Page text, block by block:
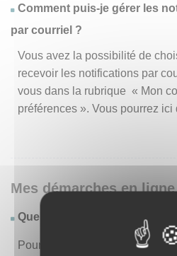
Comment puis-je gérer les
par courriel ?
Vous avez la possibilité de
recevoir les notifications par
vous dans la rubrique « Mon
préférences ». Vous pourrez
Mes démarches en ligne
Quelles sont les démarches
Pour consulter la liste des